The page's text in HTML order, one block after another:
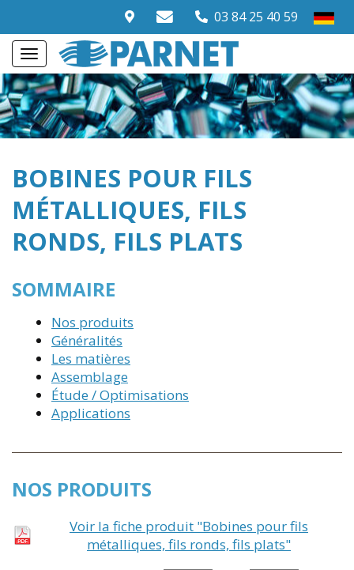
03 84 25 40 59
BOBINES POUR FILS
MÉTALLIQUES, FILS
RONDS, FILS PLATS
SOMMAIRE
Nos produits
Généralités
Les matières
Assemblage
Étude / Optimisations
Applications
NOS PRODUITS
Voir la fiche produit "Bobines pour fils
métalliques, fils ronds, fils plats"